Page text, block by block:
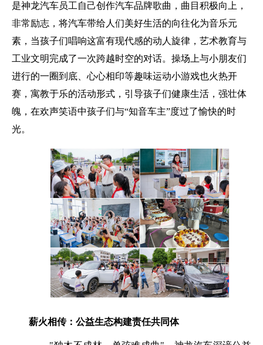
是神龙汽车员工自己创作汽车品牌歌曲，曲目积极向上，
非常励志，将汽车带给人们美好生活的向往化为音乐元
素，当孩子们唱响这富有现代感的动人旋律，艺术教育与
工业文明完成了一次跨越时空的对话。操场上与小朋友们
进行的一圈到底、心心相印等趣味运动小游戏也火热开
赛，寓教于乐的活动形式，引导孩子们健康生活，强壮体
魄，在欢声笑语中孩子们与“知音车主”度过了愉快的时
光。
薪火相传：公益生态构建责任共同体